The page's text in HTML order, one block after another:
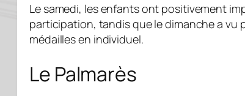
Le samedi, les enfants ont positivement
participation, tandis que le dimanche a
médailles en individuel.
Le Palmarès